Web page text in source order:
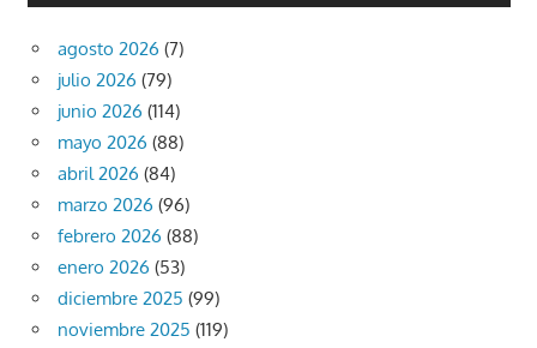
agosto 2026 (7)
julio 2026 (79)
junio 2026 (114)
mayo 2026 (88)
abril 2026 (84)
marzo 2026 (96)
febrero 2026 (88)
enero 2026 (53)
diciembre 2025 (99)
noviembre 2025 (119)